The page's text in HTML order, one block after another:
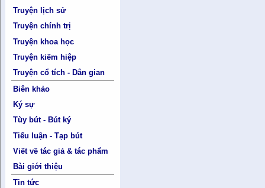
Truyện lịch sử
Truyện chính trị
Truyện khoa học
Truyện kiếm hiệp
Truyện cổ tích - Dân gian
Biên khảo
Ký sự
Tùy bút - Bút ký
Tiểu luận - Tạp bút
Viết về tác giả & tác phẩm
Bài giới thiệu
Tin tức